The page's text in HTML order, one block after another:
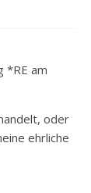
*RE am
oder
ehrliche